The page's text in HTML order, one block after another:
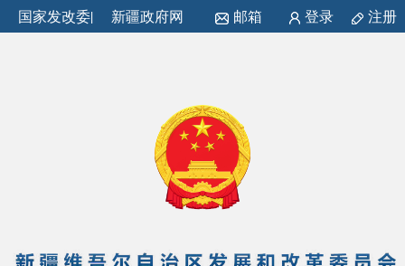
国家发改委| 新疆政府网 邮箱 登录 注册